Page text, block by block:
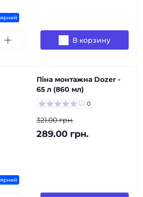
В корзину
Піна монтажна Dozer -
65 л (860 мл)
0
321.00 грн.
289.00 грн.